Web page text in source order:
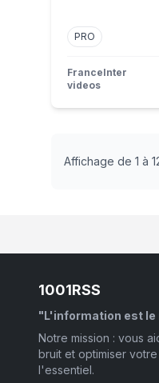
PRO
FranceInter
videos
Affichage de 1 à
1001RSS
"L'information est le
Notre mission : vous
bruit et optimiser
l'essentiel.